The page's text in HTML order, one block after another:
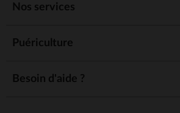
Nos services
Puériculture
Besoin d'aide ?